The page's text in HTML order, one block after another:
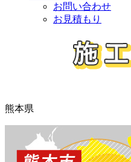
お問い合わせ
お見積もり
熊本県